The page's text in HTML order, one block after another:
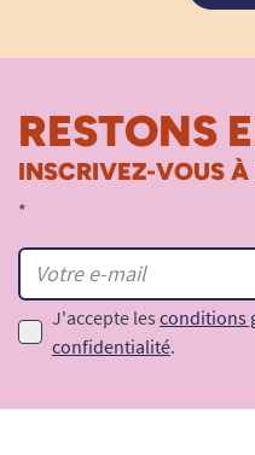
RESTONS
INSCRIVEZ-VOUS À
*
J'accepte les conditions
confidentialité.